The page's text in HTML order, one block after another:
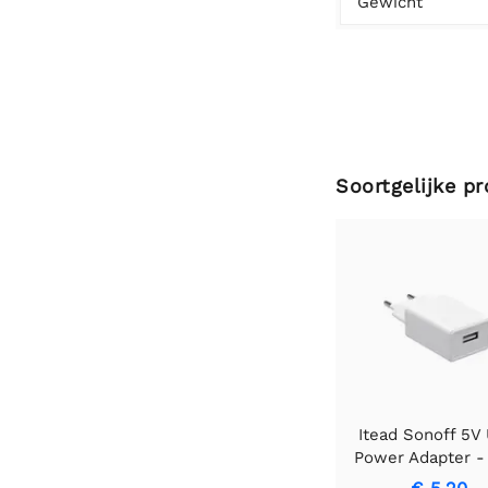
Soortgelijke
Itead Sonoff 5V
Power Adapter
Type E/F